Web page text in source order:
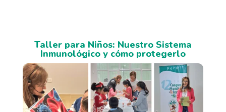
Taller para Niños: Nuestro Sistema
Inmunológico y cómo protegerlo